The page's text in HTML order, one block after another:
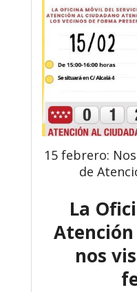
15 febrero:
de
La
nos